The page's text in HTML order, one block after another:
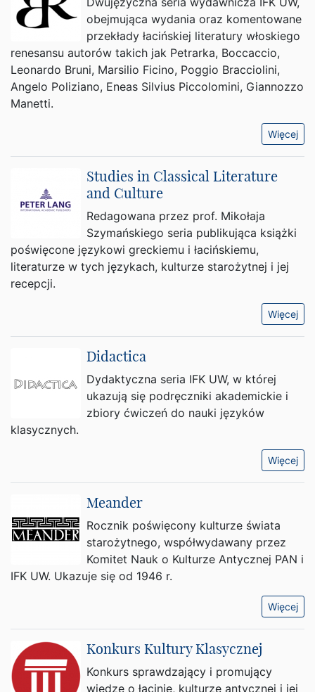
obejmująca wydania oraz komentowane
przekłady łacińskiej literatury włoskiego
renesansu autorów takich jak Petrarka, Boccaccio,
Leonardo Bruni, Marsilio Ficino, Poggio Bracciolini,
Angelo Poliziano, Eneas Silvius Piccolomini, Giannozzo
Manetti.
Więcej
Studies in Classical Literature
and Culture
Redagowana przez prof. Mikołaja
Szymańskiego seria publikująca książki
poświęcone językowi greckiemu i łacińskiemu,
literaturze w tych językach, kulturze starożytnej i jej
recepcji.
Więcej
Didactica
Dydaktyczna seria IFK UW, w której
ukazują się podręczniki akademickie i
zbiory ćwiczeń do nauki języków
klasycznych.
Więcej
Meander
Rocznik poświęcony kulturze świata
starożytnego, współwydawany przez
Komitet Nauk o Kulturze Antycznej PAN i
IFK UW. Ukazuje się od 1946 r.
Więcej
Konkurs Kultury Klasycznej
Konkurs sprawdzający i promujący
wiedzę o łacinie, kulturze antycznej i jej